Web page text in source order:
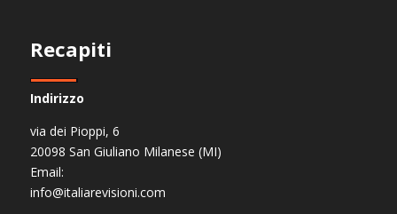
Recapiti
Indirizzo
via dei Pioppi, 6
20098 San Giuliano Milanese (MI)
Email:
info@italiarevisioni.com